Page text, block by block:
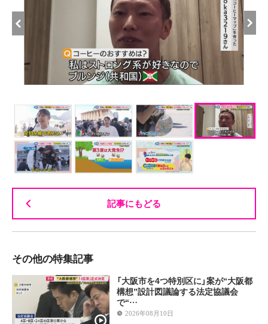
記事にもどる
その他の特集記事
「大阪市を4つ特別区に」案が“大阪都
構想”設計図議論する法定協議会
で“…
2026年08月10日